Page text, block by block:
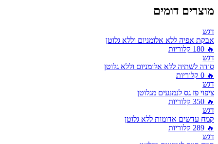
מוצרים דומים
דגש
אבקת אפיה ללא אלומניום וללא גלוטן
🔥
180 קלוריות
דגש
סודה לשתיה ללא אלומניום וללא גלוטן
🔥
0 קלוריות
דגש
ציפוי פז גס לנמנעים מגלוטן
🔥
350 קלוריות
דגש
קמח עדשים אדומות ללא גלוטן
🔥
289 קלוריות
דגש